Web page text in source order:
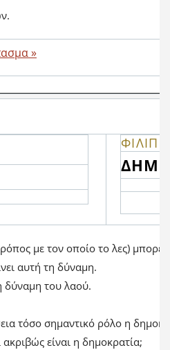
»
ΦΙΛΙΠ
με τον οποίο το λες)
αυτή τη δύναμη.
δύναμη του λαού.
τόσο σημαντικό ρόλο η
είναι η δημοκρατία;